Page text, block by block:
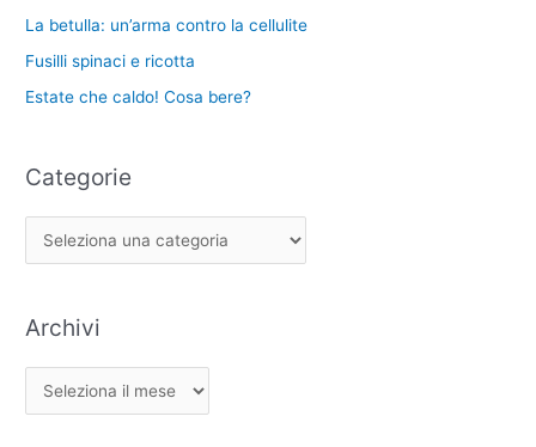
La betulla: un’arma contro la cellulite
Fusilli spinaci e ricotta
Estate che caldo! Cosa bere?
Categorie
Archivi